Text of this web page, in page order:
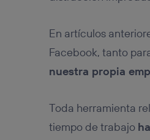
En artículos
Facebook, tanto
nuestra propia
Toda herramienta
tiempo de trabajo
Si
Puedes
inferior
Para